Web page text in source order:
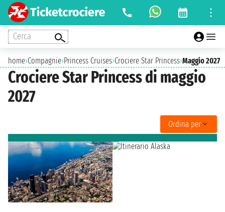
Cerca
home›Compagnie›Princess Cruises›Crociere Star Princess›Maggio 2027
Crociere Star Princess di maggio
2027
Ordina per